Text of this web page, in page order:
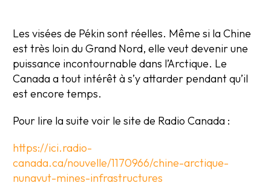
Les visées de Pékin sont réelles. Même si la Chine
est très loin du Grand Nord, elle veut devenir une
puissance incontournable dans l’Arctique. Le
Canada a tout intérêt à s’y attarder pendant qu’il
est encore temps.
Pour lire la suite voir le site de Radio Canada :
https://ici.radio-
canada.ca/nouvelle/1170966/chine-arctique-
nunavut-mines-infrastructures